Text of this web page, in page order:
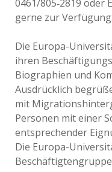
0461/805‐2819 oder
gerne zur Verfügung.
Die Europa-
ihren
Biographien und
Ausdrücklich
mit
Personen mit einer
entsprechender
Die Europa-